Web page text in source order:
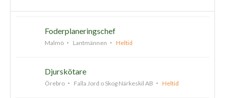
Foderplaneringschef
Malmö Lantmännen Heltid
Djurskötare
Örebro Falla Jord o Skog Närkeskil AB Heltid